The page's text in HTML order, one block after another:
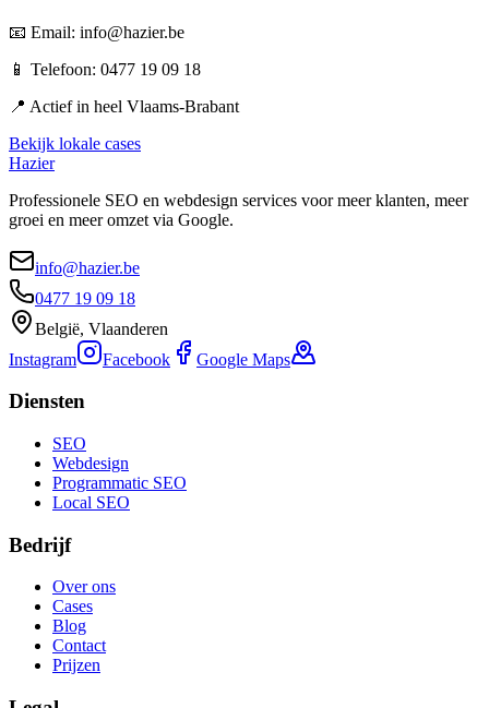
📧 Email: info@hazier.be
📱 Telefoon: 0477 19 09 18
📍 Actief in heel Vlaams-Brabant
Bekijk lokale cases
Hazier
Professionele SEO en webdesign services voor meer klanten, meer
groei en meer omzet via Google.
info@hazier.be
0477 19 09 18
België, Vlaanderen
Instagram
Facebook Google Maps
Diensten
SEO
Webdesign
Programmatic SEO
Local SEO
Bedrijf
Over ons
Cases
Blog
Contact
Prijzen